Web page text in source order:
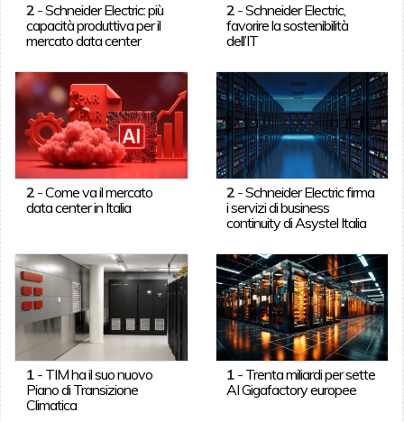
2-Schneider Electric: più
capacità produttiva per il
mercato data center
2 -Schneider Electric,
favorire la sostenibilità
dell’IT
2-Come va il mercato
data center in Italia
2 -Schneider Electric firma
i servizi di business
continuity di Asystel Italia
1- TIM ha il suo nuovo
Piano di Transizione
Climatica
1 - Trenta miliardi per sette
AI Gigafactory europee